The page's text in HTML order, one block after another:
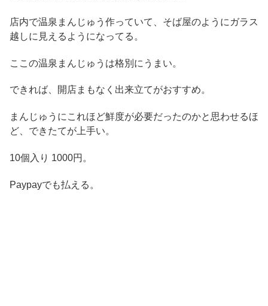
店内で温泉まんじゅう作っていて、そば屋のようにガラス
越しに見えるようになってる。
ここの温泉まんじゅうは格別にうまい。
できれば、開店まもなく出来立てがおすすめ。
まんじゅうにこれほど鮮度が必要だったのかと思わせるほ
ど、できたてが上手い。
10個入り 1000円。
Paypayでも払える。